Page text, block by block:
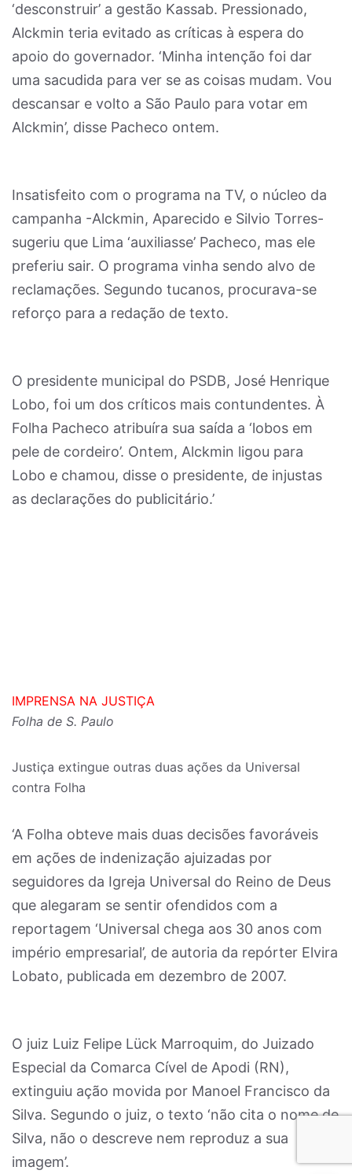
‘desconstruir’ a gestão Kassab. Pressionado,
Alckmin teria evitado as críticas à espera do
apoio do governador. ‘Minha intenção foi dar
uma sacudida para ver se as coisas mudam. Vou
descansar e volto a São Paulo para votar em
Alckmin’, disse Pacheco ontem.
Insatisfeito com o programa na TV, o núcleo da
campanha -Alckmin, Aparecido e Silvio Torres-
sugeriu que Lima ‘auxiliasse’ Pacheco, mas ele
preferiu sair. O programa vinha sendo alvo de
reclamações. Segundo tucanos, procurava-se
reforço para a redação de texto.
O presidente municipal do PSDB, José Henrique
Lobo, foi um dos críticos mais contundentes. À
Folha Pacheco atribuíra sua saída a ‘lobos em
pele de cordeiro’. Ontem, Alckmin ligou para
Lobo e chamou, disse o presidente, de injustas
as declarações do publicitário.’
IMPRENSA NA JUSTIÇA
Folha de S. Paulo
Justiça extingue outras duas ações da Universal
contra Folha
‘A Folha obteve mais duas decisões favoráveis
em ações de indenização ajuizadas por
seguidores da Igreja Universal do Reino de Deus
que alegaram se sentir ofendidos com a
reportagem ‘Universal chega aos 30 anos com
império empresarial’, de autoria da repórter Elvira
Lobato, publicada em dezembro de 2007.
O juiz Luiz Felipe Lück Marroquim, do Juizado
Especial da Comarca Cível de Apodi (RN),
extinguiu ação movida por Manoel Francisco da
Silva. Segundo o juiz, o texto ‘não cita o nome de
Silva, não o descreve nem reproduz a sua
imagem’.